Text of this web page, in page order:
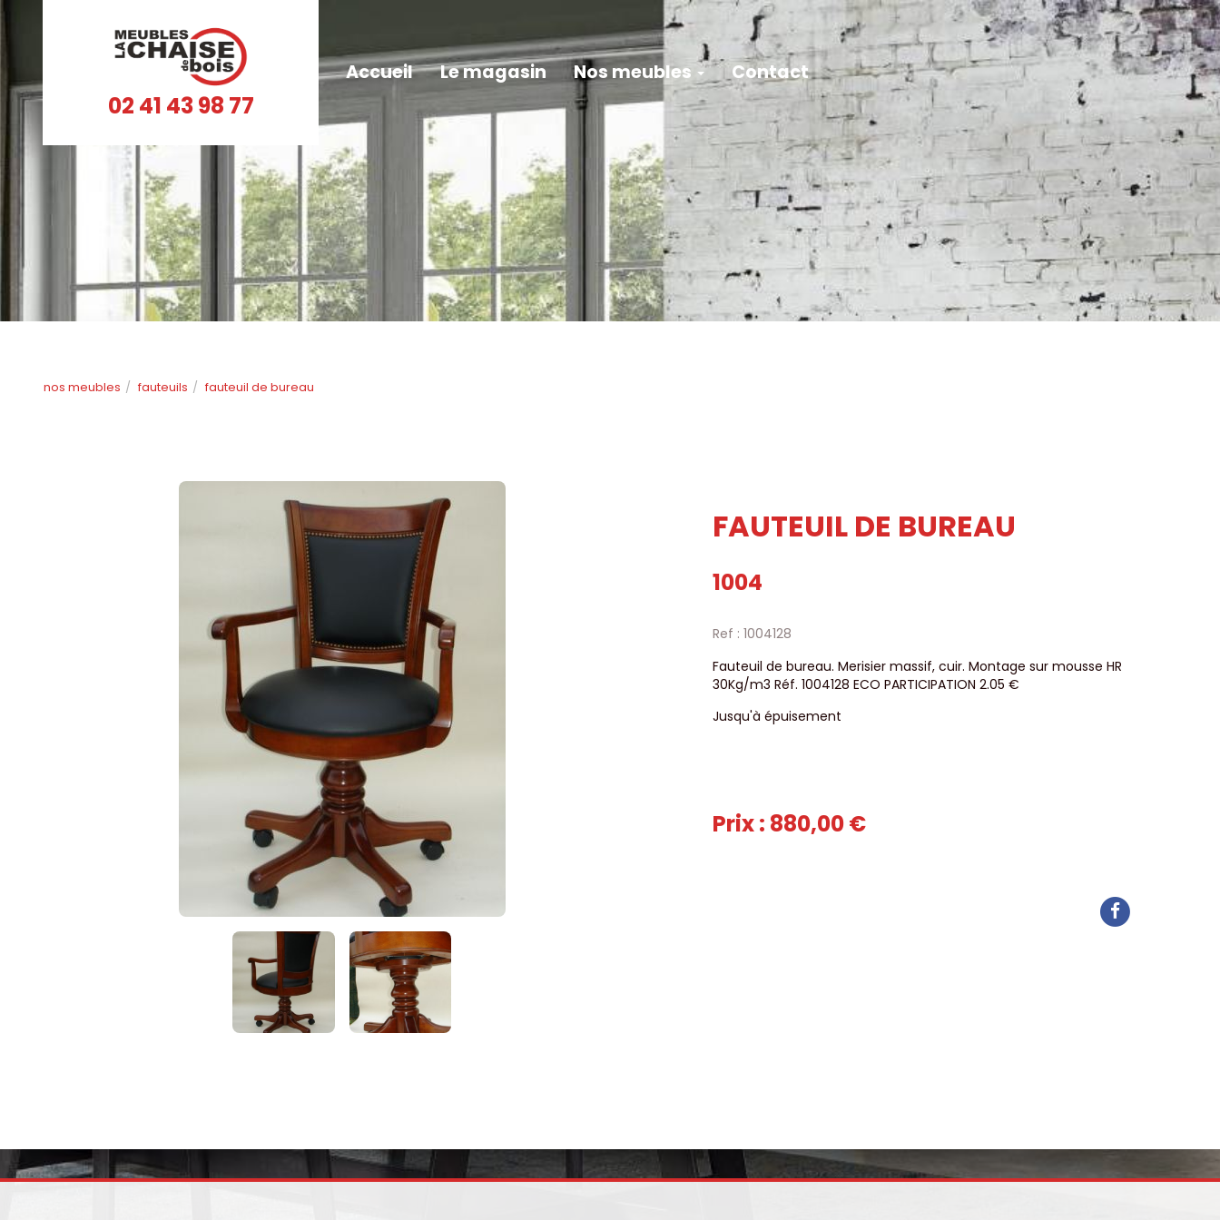
02 41 43 98 77
Accueil Le magasin Nos meubles Contact
nos meubles fauteuils fauteuil de bureau
FAUTEUIL DE BUREAU
1004
Ref : 1004128
Fauteuil de bureau. Merisier massif, cuir. Montage sur mousse HR
30Kg/m3 Réf. 1004128 ECO PARTICIPATION 2.05 €
Jusqu'à épuisement
Prix : 880,00 €